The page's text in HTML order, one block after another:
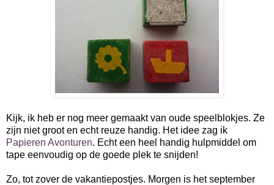
Kijk, ik heb er nog meer gemaakt van oude speelblokjes. Ze
zijn niet groot en echt reuze handig. Het idee zag ik
Papieren Avonturen. Echt een heel handig hulpmiddel om
tape eenvoudig op de goede plek te snijden!
Zo, tot zover de vakantiepostjes. Morgen is het september